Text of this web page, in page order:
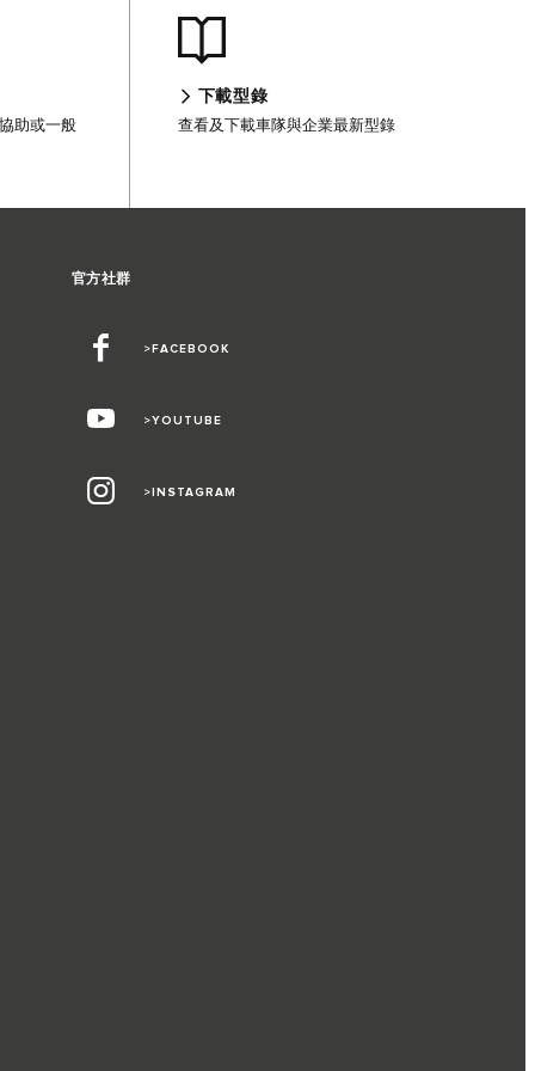
助或一般
下載型錄
查看及下載車隊與企業最新型錄
官方社群
>FACEBOOK
>YOUTUBE
>INSTAGRAM